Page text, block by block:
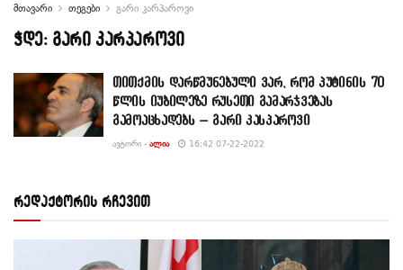
მთავარი თეგები გარი კარპაროვი
ჭდე: გარი კარპაროვი
თითქმის დარწმუნებული ვარ, რომ პუტინის 70
წლის იუბილეზე რუსეთი გამარჯვებას
გამოაცხადებს – გარი კასპაროვი
ᲐᲕᲢᲝᲠᲘ - ᲐᲚᲘᲐ 16:42 07-22-2022
რედაქტორის რჩევით